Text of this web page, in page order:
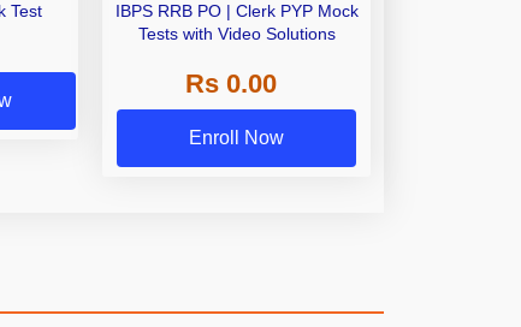
Test
IBPS RRB PO | Clerk PYP Mock
Tests with Video Solutions
Rs 0.00
Enroll Now